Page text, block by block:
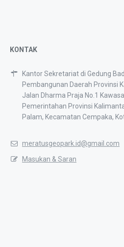
KONTAK
Kantor Sekretariat di Gedung
Pembangunan Daerah Provinsi
Jalan Dharma Praja No.1
Pemerintahan Provinsi
Palam, Kecamatan Cempaka,
meratusgeopark.id@gmail.com
Masukan & Saran